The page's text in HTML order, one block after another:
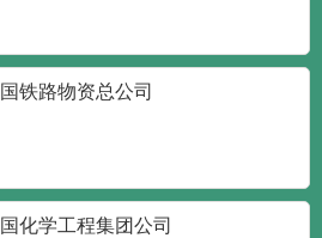
铁路物资总公司
化学工程集团公司